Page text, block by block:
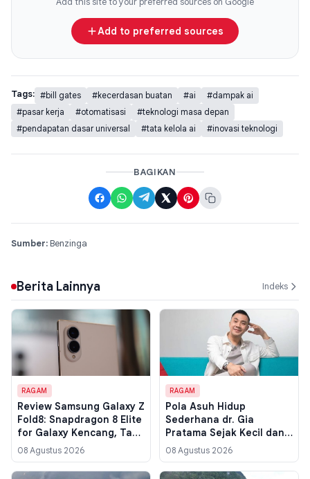
Add to preferred sources
Tags: #bill gates #kecerdasan buatan #ai
#dampak ai
#pasar kerja
#otomatisasi
#teknologi masa depan
#pendapatan dasar universal
#tata kelola ai #inovasi teknologi
BAGIKAN
Sumber:Benzinga
Berita Lainnya Indeks
RAGAM
Review Samsung Galaxy Z
Fold8: Snapdragon 8 Elite
for Galaxy Kencang, Tapi
Panas Bikin Stabilitas
GPU Anjlok ke 50,8
Persen
08 Agustus 2026
RAGAM
Pola Asuh Hidup
Sederhana dr. Gia
Pratama Sejak Kecil dan
Dampaknya pada Anak
08 Agustus 2026